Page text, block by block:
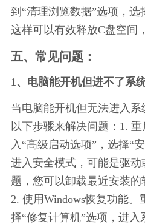
到“清理浏览数据”选项，选
这样可以有效释放C盘空间
五、常见问题：
1、电脑能开机但进不了系
当电脑能开机但无法进入
以下步骤来解决问题：1.
入“高级启动选项”，选择“
进入安全模式，可能是驱
题，您可以卸载最近安装的
2. 使用Windows恢复功能
择“修复计算机”选项，进